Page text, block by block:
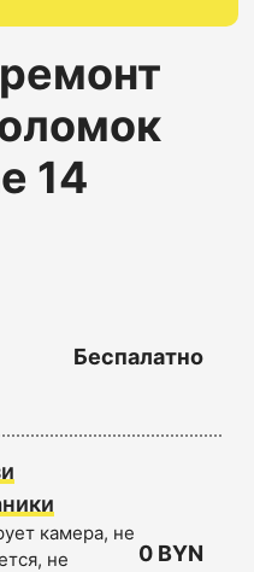
14
Беспалатно
камера, не
не
0 BYN